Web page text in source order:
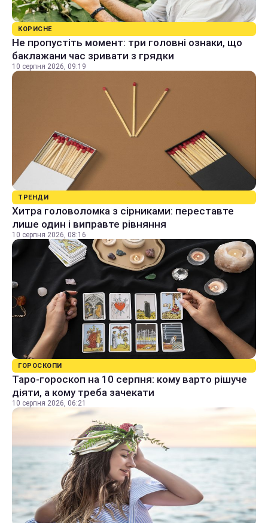
КОРИСНЕ
Не пропустіть момент: три головні ознаки, що
баклажани час зривати з грядки
10 серпня 2026, 09:19
ТРЕНДИ
Хитра головоломка з сірниками: переставте
лише один і виправте рівняння
10 серпня 2026, 08:16
ГОРОСКОПИ
Таро-гороскоп на 10 серпня: кому варто рішуче
діяти, а кому треба зачекати
10 серпня 2026, 06:21